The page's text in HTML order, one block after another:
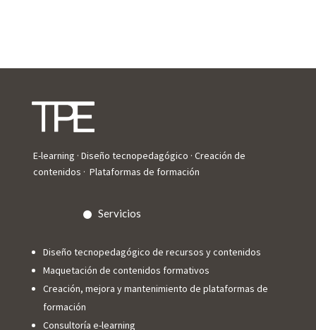
E-learning · Diseño tecnopedagógico · Creación de
contenidos · Plataformas de formación
Servicios
Diseño tecnopedagógico de recursos y contenidos
Maquetación de contenidos formativos
Creación, mejora y mantenimiento de plataformas de
formación
Consultoría e-learning